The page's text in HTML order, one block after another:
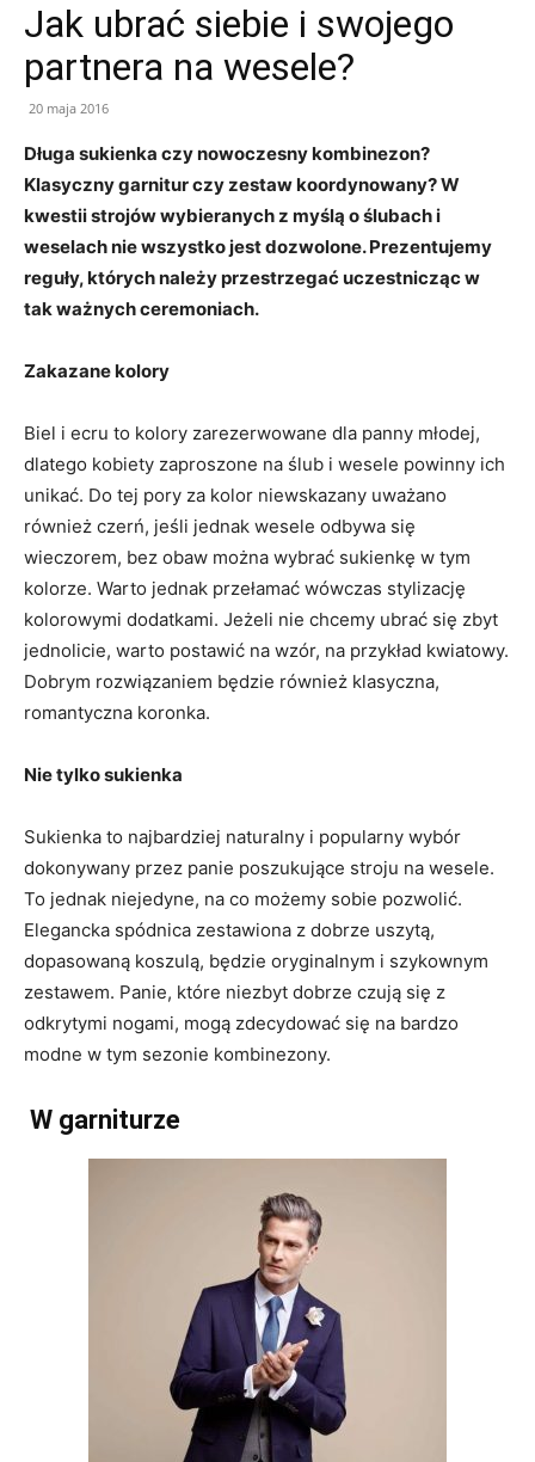
Jak ubrać siebie i swojego
partnera na wesele?
20 maja 2016
Długa sukienka czy nowoczesny kombinezon?
Klasyczny garnitur czy zestaw koordynowany? W
kwestii strojów wybieranych z myślą o ślubach i
weselach nie wszystko jest dozwolone. Prezentujemy
reguły, których należy przestrzegać uczestnicząc w
tak ważnych ceremoniach.
Zakazane kolory
Biel i ecru to kolory zarezerwowane dla panny młodej,
dlatego kobiety zaproszone na ślub i wesele powinny ich
unikać. Do tej pory za kolor niewskazany uważano
również czerń, jeśli jednak wesele odbywa się
wieczorem, bez obaw można wybrać sukienkę w tym
kolorze. Warto jednak przełamać wówczas stylizację
kolorowymi dodatkami. Jeżeli nie chcemy ubrać się zbyt
jednolicie, warto postawić na wzór, na przykład kwiatowy.
Dobrym rozwiązaniem będzie również klasyczna,
romantyczna koronka.
Nie tylko sukienka
Sukienka to najbardziej naturalny i popularny wybór
dokonywany przez panie poszukujące stroju na wesele.
To jednak niejedyne, na co możemy sobie pozwolić.
Elegancka spódnica zestawiona z dobrze uszytą,
dopasowaną koszulą, będzie oryginalnym i szykownym
zestawem. Panie, które niezbyt dobrze czują się z
odkrytymi nogami, mogą zdecydować się na bardzo
modne w tym sezonie kombinezony.
W garniturze